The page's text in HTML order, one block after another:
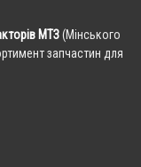
МТЗ(Мінського
запчастин для